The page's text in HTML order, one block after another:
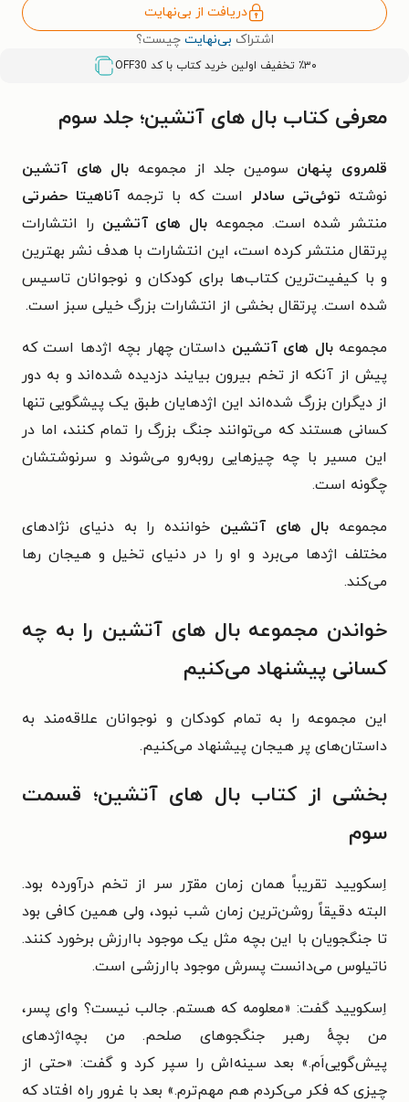
دریافت از بی‌نهایت
اشتراک بی‌نهایت چیست؟
٪۳۰ تخفیف اولین خرید کتاب با کد OFF30
معرفی کتاب بال های آتشین؛ جلد سوم
قلمروی پنهان سومین جلد از مجموعه بال های آتشین
نوشته توئی‌تی سادلر است که با ترجمه آناهیتا حضرتی
منتشر شده است. مجموعه بال های آتشین را انتشارات
پرتقال منتشر کرده است، این انتشارات با هدف نشر بهترین
و با کیفیت‌ترین کتاب‌ها برای کودکان و نوجوانان تاسیس
شده است. پرتقال بخشی از انتشارات بزرگ خیلی سبز است.
مجموعه بال های آتشین داستان چهار بچه اژدها است که
پیش از آنکه از تخم بیرون بیایند دزدیده‌ شده‌اند و به دور
از دیگران بزرگ شده‌اند این اژدهایان طبق یک پیشگویی تنها
کسانی هستند که می‌توانند جنگ بزرگ را تمام کنند، اما در
این مسیر با چه چیزهایی روبه‌رو می‌شوند و سرنوشتشان
چگونه است.
مجموعه بال های آتشین خواننده را به دنیای نژادهای
مختلف اژدها می‌برد و او را در دنیای تخیل و هیجان رها
می‌کند.
خواندن مجموعه بال های آتشین را به چه
کسانی پیشنهاد می‌کنیم
این مجموعه را به تمام کودکان و نوجوانان علاقه‌مند به
داستان‌های پر هیجان پیشنهاد می‌کنیم.
بخشی از کتاب بال های آتشین؛ قسمت
سوم
اِسکویید تقریباً همان زمان مقرّر سر از تخم درآورده بود.
البته دقیقاً روشن‌ترین زمان شب نبود، ولی همین کافی بود
تا جنگجویان با این بچه مثل یک موجود باارزش برخورد کنند.
ناتیلوس می‌دانست پسرش موجود باارزشی است.
اِسکویید گفت: «معلومه که هستم. جالب نیست؟ وای پسر،
من بچهٔ رهبر جنگجوهای صلحم. من بچه‌اژدهای
پیش‌گویی‌اَم.» بعد سینه‌اش را سپر کرد و گفت: «حتی از
چیزی که فکر می‌کردم هم مهم‌ترم.» بعد با غرور راه افتاد که